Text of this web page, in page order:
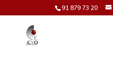
91 879 73 20